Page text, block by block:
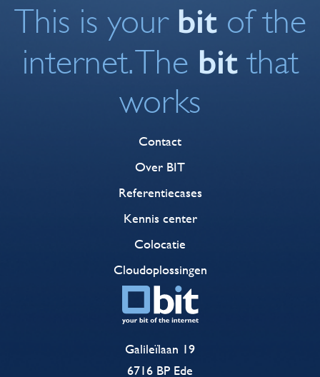
Galileïlaan 19
6716 BP Ede
This is your bitof the
internet. The bitthat
works
Contact
Over BIT
Referentiecases
Kennis center
Colocatie
Cloudoplossingen